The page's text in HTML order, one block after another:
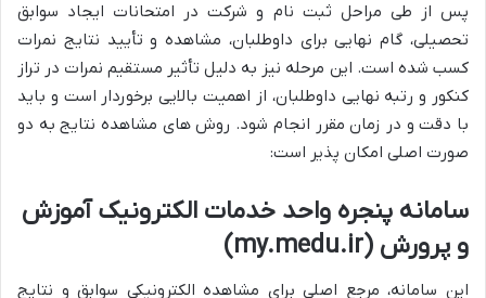
پس از طی مراحل ثبت نام و شرکت در امتحانات ایجاد سوابق
تحصیلی، گام نهایی برای داوطلبان، مشاهده و تأیید نتایج نمرات
کسب شده است. این مرحله نیز به دلیل تأثیر مستقیم نمرات در تراز
کنکور و رتبه نهایی داوطلبان، از اهمیت بالایی برخوردار است و باید
با دقت و در زمان مقرر انجام شود. روش های مشاهده نتایج به دو
صورت اصلی امکان پذیر است:
سامانه پنجره واحد خدمات الکترونیک آموزش
و پرورش (my.medu.ir)
این سامانه، مرجع اصلی برای مشاهده الکترونیکی سوابق و نتایج